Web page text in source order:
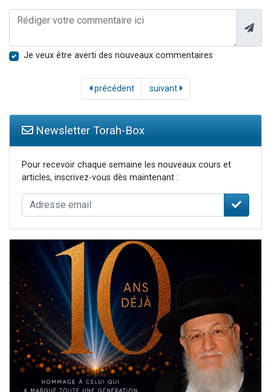
Je veux être averti des nouveaux commentaires
précédent suivant
Newsletter Torah-Box
Pour recevoir chaque semaine les nouveaux cours et
articles, inscrivez-vous dès maintenant :